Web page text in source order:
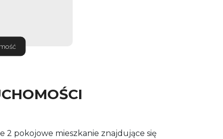
2 pokojowe mieszkanie znajdujące się